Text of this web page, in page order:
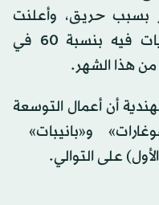
بسبب حريق، وأعلنت
الشركة أنها تتوقع بدء العمليات فيه بنسبة 60 في
من هذا الشهر.
أن أعمال التوسعة
و«بانيبات»
على التوالي.